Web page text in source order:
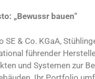
„Bewussr bauen“
SE & Co. KGaA,
führender
und Systemen zur